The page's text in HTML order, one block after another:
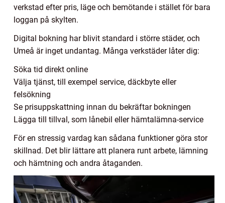
verkstad efter pris, läge och bemötande i stället för bara
loggan på skylten.
Digital bokning har blivit standard i större städer, och
Umeå är inget undantag. Många verkstäder låter dig:
Söka tid direkt online
Välja tjänst, till exempel service, däckbyte eller
felsökning
Se prisuppskattning innan du bekräftar bokningen
Lägga till tillval, som lånebil eller hämtalämna-service
För en stressig vardag kan sådana funktioner göra stor
skillnad. Det blir lättare att planera runt arbete, lämning
och hämtning och andra åtaganden.